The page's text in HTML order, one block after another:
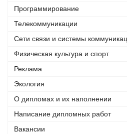
Программирование
Телекоммуникации
Сети связи и системы
Физическая культура и спорт
Реклама
Экология
О дипломах и их наполнении
Написание дипломных работ
Вакансии